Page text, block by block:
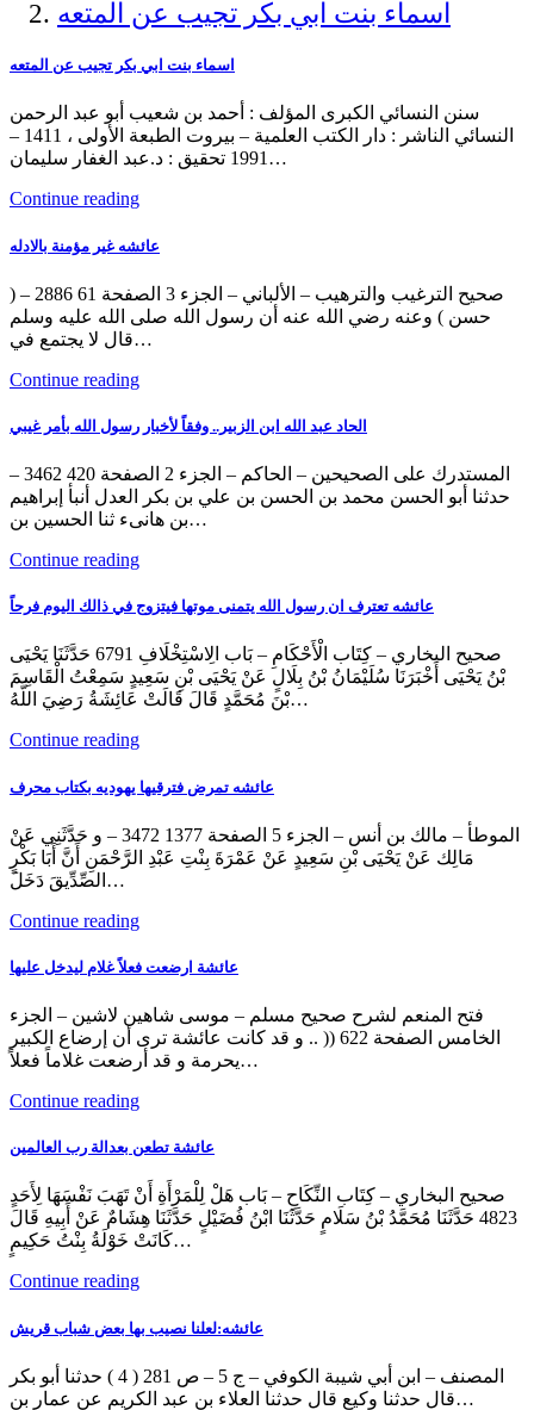
اسماء بنت ابي بكر تجيب عن المتعه
اسماء بنت ابي بكر تجيب عن المتعه
سنن النسائي الكبرى المؤلف : أحمد بن شعيب أبو عبد الرحمن
النسائي الناشر : دار الكتب العلمية – بيروت الطبعة الأولى ، 1411 –
1991 تحقيق : د.عبد الغفار سليمان…
Continue reading
عائشه غير مؤمنة بالادله
صحيح الترغيب والترهيب – الألباني – الجزء 3 الصفحة 61 2886 – (
حسن ) وعنه رضي الله عنه أن رسول الله صلى الله عليه وسلم
قال لا يجتمع في…
Continue reading
الحاد عبد الله ابن الزبير.. وفقاً لأخبار رسول الله بأمر غيبي
المستدرك على الصحيحين – الحاكم – الجزء 2 الصفحة 420 3462 –
حدثنا أبو الحسن محمد بن الحسن بن علي بن بكر العدل أنبأ إبراهيم
بن هانىء ثنا الحسين بن…
Continue reading
عائشه تعترف ان رسول الله يتمنى موتها فيتزوج في ذالك اليوم فرحاً
صحيح البخاري – كِتَاب الْأَحْكَامِ – بَاب الِاسْتِخْلَافِ 6791 حَدَّثَنَا يَحْيَى
بْنُ يَحْيَى أَخْبَرَنَا سُلَيْمَانُ بْنُ بِلَالٍ عَنْ يَحْيَى بْنِ سَعِيدٍ سَمِعْتُ الْقَاسِمَ
بْنَ مُحَمَّدٍ قَالَ قَالَتْ عَائِشَةُ رَضِيَ اللَّهُ…
Continue reading
عائشه تمرض فترقيها يهوديه بكتاب محرف
الموطأ – مالك بن أنس – الجزء 5 الصفحة 1377 3472 – و حَدَّثَنِي عَنْ
مَالِك عَنْ يَحْيَى بْنِ سَعِيدٍ عَنْ عَمْرَةَ بِنْتِ عَبْدِ الرَّحْمَنِ أَنَّ أَبَا بَكْرٍ
الصِّدِّيقَ دَخَلَ…
Continue reading
عائشة ارضعت فعلاً غلام ليدخل عليها
فتح المنعم لشرح صحيح مسلم – موسى شاهين لاشين – الجزء
الخامس الصفحة 622 (( .. و قد كانت عائشة ترى أن إرضاع الكبير
يحرمة و قد أرضعت غلاماً فعلاً…
Continue reading
عائشة تطعن بعدالة رب العالمين
صحيح البخاري – كِتَاب النِّكَاحِ – بَاب هَلْ لِلْمَرْأَةِ أَنْ تَهَبَ نَفْسَهَا لِأَحَدٍ
4823 حَدَّثَنَا مُحَمَّدُ بْنُ سَلَامٍ حَدَّثَنَا ابْنُ فُضَيْلٍ حَدَّثَنَا هِشَامٌ عَنْ أَبِيهِ قَالَ
كَانَتْ خَوْلَةُ بِنْتُ حَكِيمٍ…
Continue reading
عائشه:لعلنا نصيب بها بعض شباب قريش
المصنف – ابن أبي شيبة الكوفي – ج 5 – ص 281 ( 4 ) حدثنا أبو بكر
قال حدثنا وكيع قال حدثنا العلاء بن عبد الكريم عن عمار بن…